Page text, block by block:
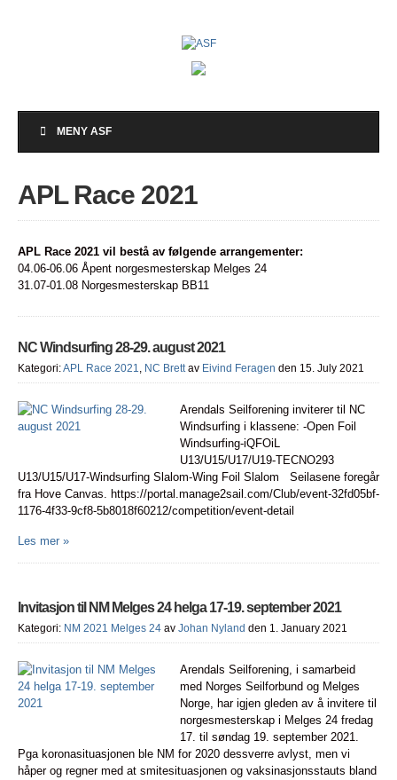
MENY ASF
APL Race 2021
APL Race 2021 vil bestå av følgende arrangementer:
04.06-06.06 Åpent norgesmesterskap Melges 24
31.07-01.08 Norgesmesterskap BB11
NC Windsurfing 28-29. august 2021
Kategori:APL Race 2021, NC Brett av Eivind Feragen den 15. July 2021
Arendals Seilforening inviterer til NC
Windsurfing i klassene: -Open Foil
Windsurfing-iQFOiL
U13/U15/U17/U19-TECNO293
U13/U15/U17-Windsurfing Slalom-Wing Foil Slalom Seilasene foregår
fra Hove Canvas. https://portal.manage2sail.com/Club/event-32fd05bf-
1176-4f33-9cf8-5b8018f60212/competition/event-detail
Les mer »
Invitasjon til NM Melges 24 helga 17-19. september 2021
Kategori: NM 2021 Melges 24 av Johan Nyland den 1. January 2021
Arendals Seilforening, i samarbeid
med Norges Seilforbund og Melges
Norge, har igjen gleden av å invitere til
norgesmesterskap i Melges 24 fredag
17. til søndag 19. september 2021.
Pga koronasituasjonen ble NM for 2020 dessverre avlyst, men vi
håper og regner med at smitesituasjonen og vaksinasjonsstauts bland